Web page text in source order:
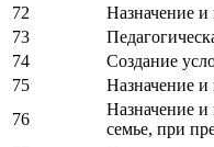
72
Назначение и
73
74
Создание
75
Назначение и
76
Назначение
семье, при